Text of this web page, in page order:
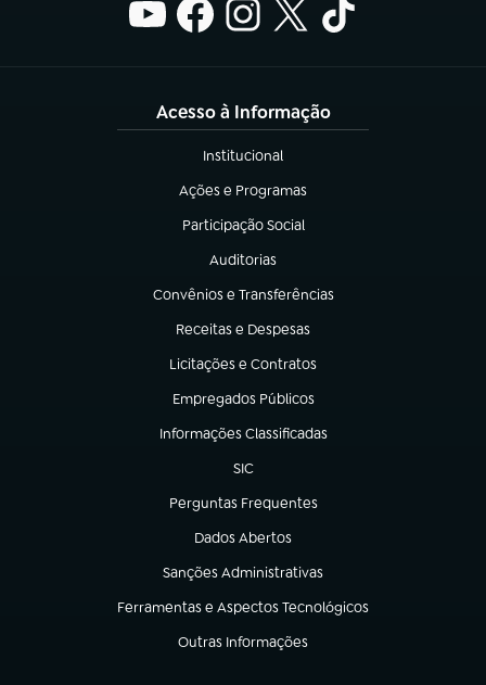
Acesso à Informação
Institucional
(abre em nova aba)
Ações e Programas
(abre em nova aba)
Participação Social
(abre em nova aba)
Auditorias
(abre em nova aba)
Convênios e Transferências
(abre em nova aba)
Receitas e Despesas
(abre em nova aba)
Licitações e Contratos
(abre em nova aba)
Empregados Públicos
(abre em nova aba)
Informações Classificadas
(abre em nova aba)
SIC
(abre em nova aba)
Perguntas Frequentes
(abre em nova aba)
Dados Abertos
(abre em nova aba)
Sanções Administrativas
(abre em nova aba)
Ferramentas e Aspectos Tecnológicos
(abre em nova aba)
Outras Informações
(abre em nova aba)